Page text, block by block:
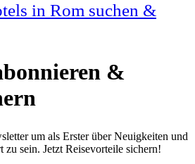
in Rom suchen &
&
um als Erster über Neuigkeiten und
zu sein. Jetzt Reisevorteile sichern!